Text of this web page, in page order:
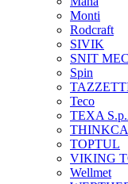
Monti
Rodcraft
SIVIK
SNIT
Spin
Teco
TEXA
TOPTUL
VIKING
Wellmet